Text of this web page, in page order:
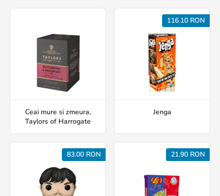
Ceai mure si zmeura,
Taylors of Harrogate
116.10 RON
Jenga
83.00 RON 21.90 RON